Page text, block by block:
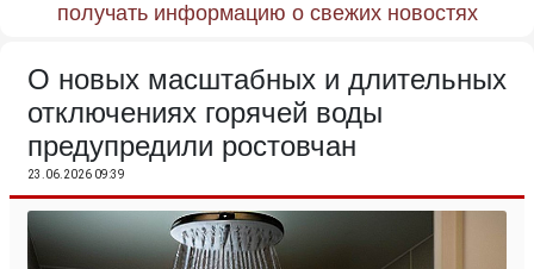
получать информацию о свежих новостях
О новых масштабных и длительных
отключениях горячей воды
предупредили ростовчан
23.06.2026 09:39